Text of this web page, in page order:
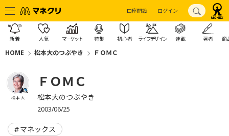
口座開設 ログイン
新着 人気 マーケット 特集 初心者 ライフデザイン 連載 著者 商
HOME 松本大のつぶやき ＦＯＭＣ
松本 大
ＦＯＭＣ
松本大のつぶやき
2003/06/25
マネックス